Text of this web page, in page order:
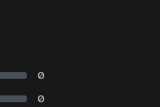
0
0